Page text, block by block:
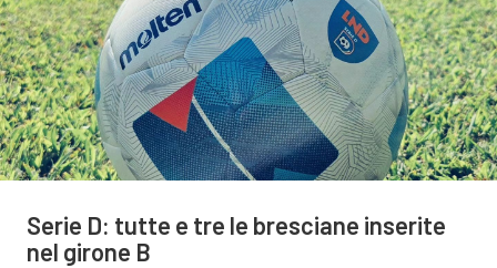
Serie D: tutte e tre le bresciane inserite
nel girone B